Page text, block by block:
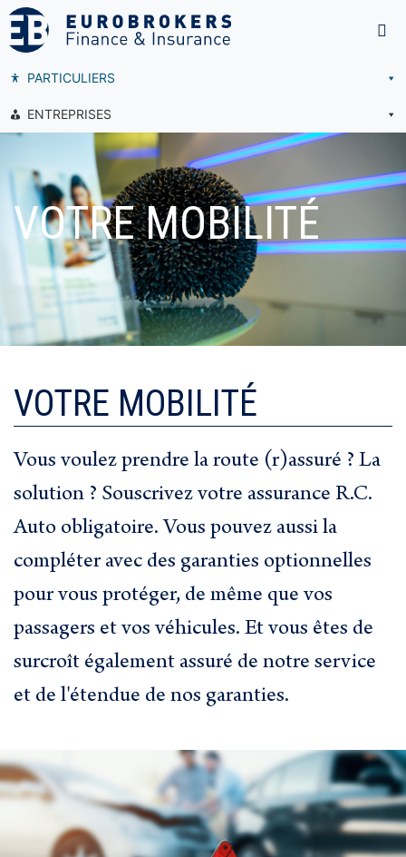
PARTICULIERS
ENTREPRISES
VOTRE MOBILITÉ
VOTRE MOBILITÉ
Vous voulez prendre la route (r)assuré ? La
solution ? Souscrivez votre assurance R.C.
Auto obligatoire. Vous pouvez aussi la
compléter avec des garanties optionnelles
pour vous protéger, de même que vos
passagers et vos véhicules. Et vous êtes de
surcroît également assuré de notre service
et de l'étendue de nos garanties.